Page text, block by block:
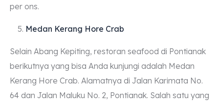
per ons.
Medan Kerang Hore Crab
Selain Abang Kepiting, restoran seafood di Pontianak
berikutnya yang bisa Anda kunjungi adalah Medan
Kerang Hore Crab. Alamatnya di Jalan Karimata No.
64 dan Jalan Maluku No. 2, Pontianak. Salah satu yang